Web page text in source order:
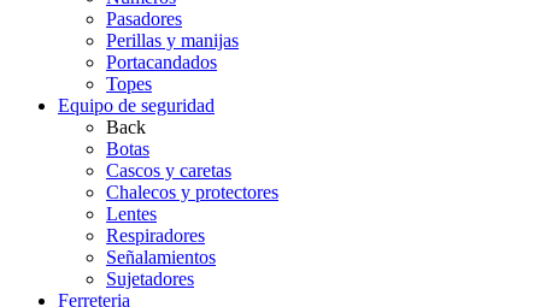
Pasadores
Perillas y manijas
Portacandados
Topes
Equipo de seguridad
Back
Botas
Cascos y caretas
Chalecos y protectores
Lentes
Respiradores
Señalamientos
Sujetadores
Ferreteria